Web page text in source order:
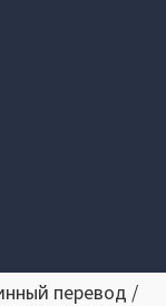
перевод /